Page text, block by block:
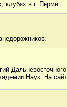
клубах в г. Перми.
Дальневосточного
Наук. На